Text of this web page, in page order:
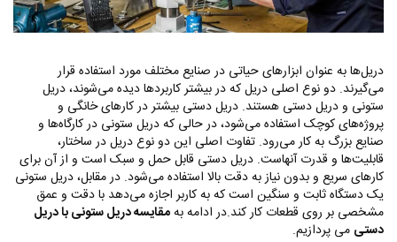
دریل‌ها به عنوان ابزارهای حیاتی در صنایع مختلف مورد استفاده قرار
می‌گیرند. دو نوع اصلی دریل که در بیشتر کاربردها دیده می‌شوند، دریل
ستونی و دریل دستی هستند. دریل دستی بیشتر در کارهای خانگی و
پروژه‌های کوچک استفاده می‌شود، در حالی که دریل ستونی در کارگاه‌ها و
صنایع بزرگ به کار می‌رود. تفاوت اصلی این دو نوع دریل در ساختار،
قابلیت‌ها و قدرت آنهاست. دریل دستی قابل حمل و سبک است و از آن برای
کارهای سریع و بدون نیاز به دقت بالا استفاده می‌شود. در مقابل، دریل ستونی
یک دستگاه ثابت و سنگین است که به کاربر اجازه می‌دهد با دقت و عمق
مشخصی بر روی قطعات کار کند.در ادامه بهمقایسه دریل ستونی با دریل
دستی می پردازیم.